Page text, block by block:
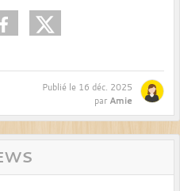
Publié le 16 déc. 2025
par Amie